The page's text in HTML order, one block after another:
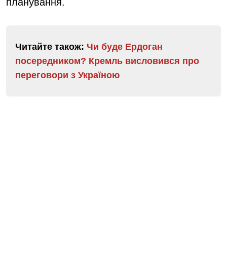
Читайте також: Чи буде Ердоган
посередником? Кремль висловився про
переговори з Україною